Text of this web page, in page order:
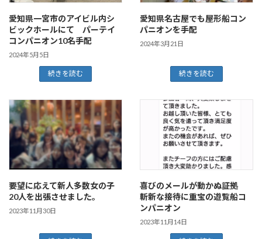
愛知県一宮市のアイビル内シ
ビックホールにて パーテイ
コンパニオン10名手配
2024年5月5日
続きを読む
愛知県名古屋でも屋形船コン
パニオンを手配
2024年3月21日
続きを読む
要望に応えて新人多数女の子
20人を出張させました。
2023年11月30日
喜びのメールが動かぬ証拠
斬新な接待に重宝の遊覧船コ
ンパニオン
2023年11月14日